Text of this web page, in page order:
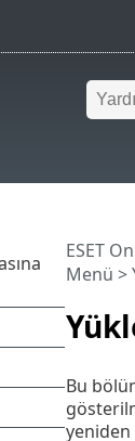
ESET
Menü >
Bu
yeniden